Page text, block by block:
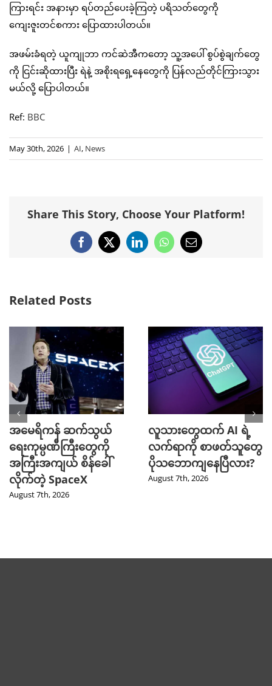
ကြားရင်း အနားမှာ ရပ်တည်ပေးခဲ့ကြတဲ့ ပရိသတ်တွေကို
ကျေးဇူးတင်စကား ပြောထားပါတယ်။
အဖမ်းခံရတဲ့ ယူကျုဘာ ကင်ဆဲအီကတော့ သူ့အပေါ် စွပ်စွဲချက်တွေ
ကို ငြင်းဆိုထားပြီး ရဲနဲ့ အစိုးရရှေ့နေတွေကို ပြန်လည်တိုင်ကြားသွား
မယ်လို့ ပြောပါတယ်။
Ref: BBC
May 30th, 2026 | AI, News
Share This Story, Choose Your Platform!
Facebook
X LinkedInWhatsApp
Email
Related Posts
အမေရိကန် ဆက်သွယ်
ရေးကုမ္ပဏီကြီးတွေကို
အကြီးအကျယ် စိန်ခေါ်
လိုက်တဲ့ SpaceX
August 7th, 2026
လူသားတွေထက် AI ရဲ့
လက်ရာကို စာဖတ်သူတွေ
ပိုသဘောကျနေပြီလား?
August 7th, 2026